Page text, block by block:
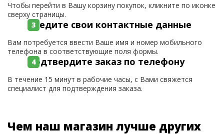
Чтобы перейти в Вашу корзину покупок, кликните по иконке
сверху страницы.
Введите свои контактные данные
Вам потребуется ввести Ваше имя и номер мобильного
телефона в соответствующие поля формы.
Подтвердите заказ по телефону
В течение 15 минут в рабочие часы, с Вами свяжется
специалист для подтверждения заказа.
Чем наш магазин лучше других